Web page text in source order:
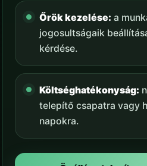
Őrök kezelése: a
jogosultságaik
kérdése.
Költséghatékonyság:
telepítő csapatra vagy
napokra.